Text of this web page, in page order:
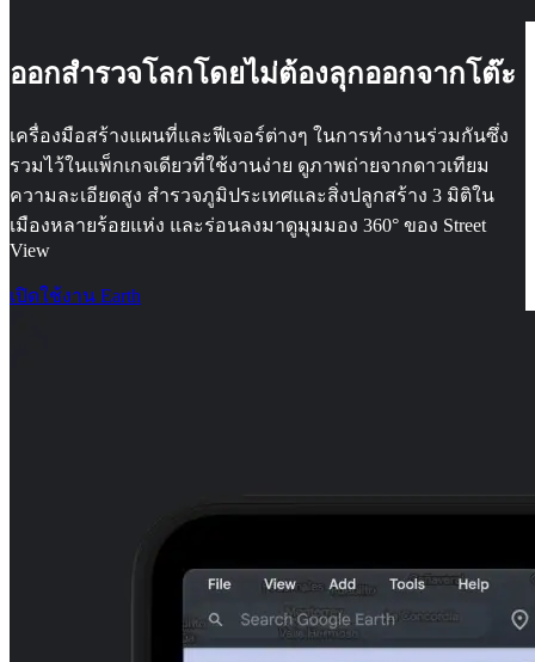
ออกสำรวจโลกโดยไม่ต้องลุกออกจากโต๊ะ
เครื่องมือสร้างแผนที่และฟีเจอร์ต่างๆ ในการทำงานร่วมกันซึ่ง
รวมไว้ในแพ็กเกจเดียวที่ใช้งานง่าย ดูภาพถ่ายจากดาวเทียม
ความละเอียดสูง สํารวจภูมิประเทศและสิ่งปลูกสร้าง 3 มิติใน
เมืองหลายร้อยแห่ง และร่อนลงมาดูมุมมอง 360° ของ Street
View
เปิดใช้งาน Earth